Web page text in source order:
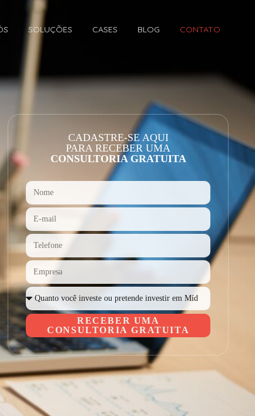
SOLUÇÕES CASES BLOG CONTATO
CADASTRE-SE AQUI
PARA RECEBER UMA
CONSULTORIA GRATUITA
RECEBER UMA
CONSULTORIA GRATUITA